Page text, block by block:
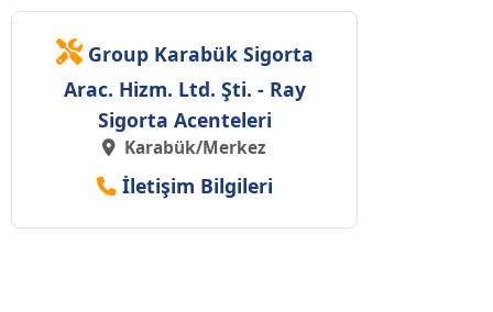
Group Karabük Sigorta
Arac. Hizm. Ltd. Şti. - Ray
Sigorta Acenteleri
Karabük/Merkez
İletişim Bilgileri